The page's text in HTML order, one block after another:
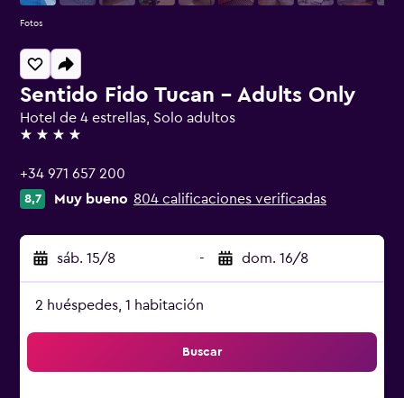
Sentido Fido Tucan - Adults Only
Hotel de 4 estrellas, Solo adultos
4 estrellas
+34 971 657 200
8,7 Muy bueno 804 calificaciones verificadas
sáb. 15/8 - dom. 16/8
2 huéspedes, 1 habitación
Buscar
Fotos